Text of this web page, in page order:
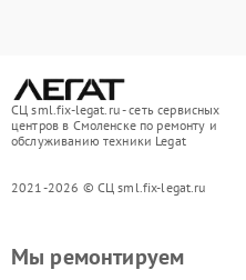
СЦ sml.fix-legat.ru - сеть сервисных
центров в Смоленске по ремонту и
обслуживанию техники Legat
2021-2026 © СЦ sml.fix-legat.ru
Мы ремонтируем